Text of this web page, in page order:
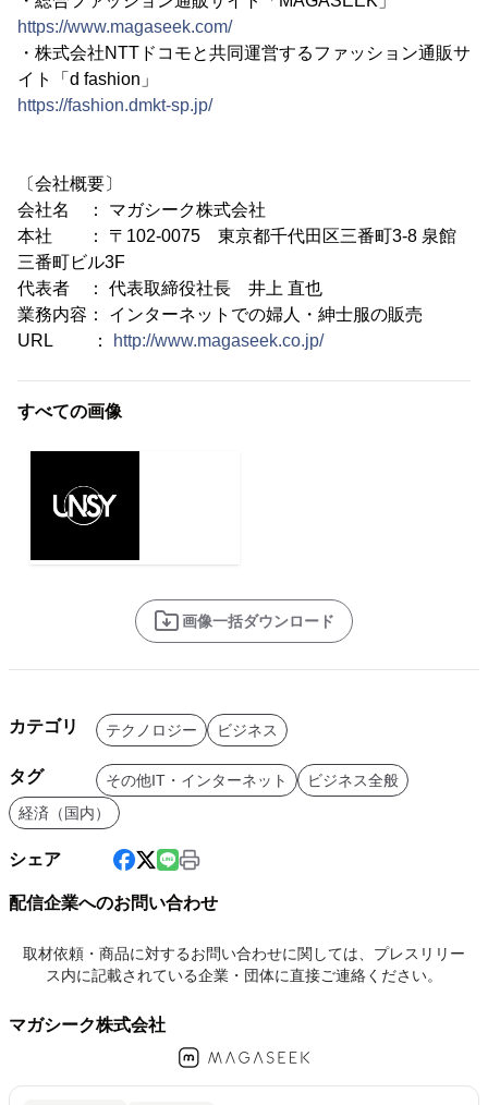
https://www.magaseek.com/
・株式会社NTTドコモと共同運営するファッション通販サ
イト「d fashion」
https://fashion.dmkt-sp.jp/
〔会社概要〕
会社名 ： マガシーク株式会社
本社 ： 〒102-0075 東京都千代田区三番町3-8 泉館
三番町ビル3F
代表者 ： 代表取締役社長 井上 直也
業務内容： インターネットでの婦人・紳士服の販売
URL ：
http://www.magaseek.co.jp/
すべての画像
画像一括ダウンロード
カテゴリ テクノロジー ビジネス
タグ その他IT・インターネット
ビジネス全般
経済（国内）
シェア
配信企業へのお問い合わせ
取材依頼・商品に対するお問い合わせに関しては、プレスリリー
ス内に記載されている企業・団体に直接ご連絡ください。
マガシーク株式会社